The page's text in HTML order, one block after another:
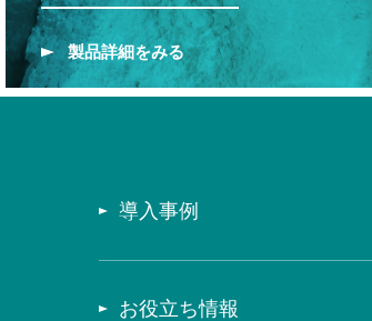
製品詳細をみる
導入事例
お役立ち情報